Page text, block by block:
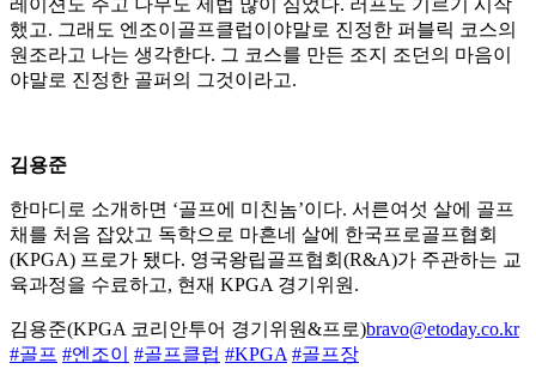
레이션도 주고 나무도 제법 많이 심었다. 러프도 기르기 시작
했고. 그래도 엔조이골프클럽이야말로 진정한 퍼블릭 코스의
원조라고 나는 생각한다. 그 코스를 만든 조지 조던의 마음이
야말로 진정한 골퍼의 그것이라고.
김용준
한마디로 소개하면 ‘골프에 미친놈’이다. 서른여섯 살에 골프
채를 처음 잡았고 독학으로 마흔네 살에 한국프로골프협회
(KPGA) 프로가 됐다. 영국왕립골프협회(R&A)가 주관하는 교
육과정을 수료하고, 현재 KPGA 경기위원.
김용준(KPGA 코리안투어 경기위원&프로)bravo@etoday.co.kr
#골프 #엔조이 #골프클럽 #KPGA #골프장